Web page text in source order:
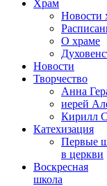
Храм
Новости
О храме
Новости
Творчество
Анна
иерей
Кирилл
Катехизация
Первые
в церкви
Воскресная
школа